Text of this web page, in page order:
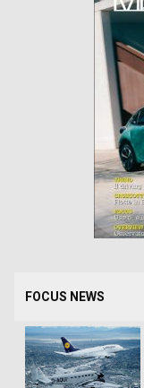
FOCUS NEWS